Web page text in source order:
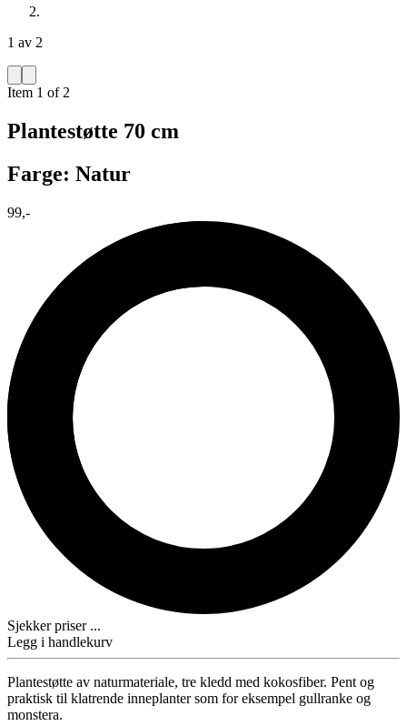
1 av 2
Item 1 of 2
Plantestøtte 70 cm
Farge: Natur
99,-
Sjekker priser ...
Legg i handlekurv
Plantestøtte av naturmateriale, tre kledd med kokosfiber. Pent og
praktisk til klatrende inneplanter som for eksempel gullranke og
monstera.